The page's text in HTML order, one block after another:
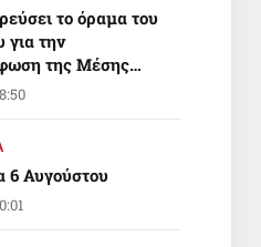
το όραμα του
για την
της Μέσης
6 Αυγούστου